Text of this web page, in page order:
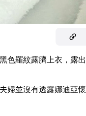
色羅紋露臍上衣，露出
婦並沒有透露娜迪亞懷